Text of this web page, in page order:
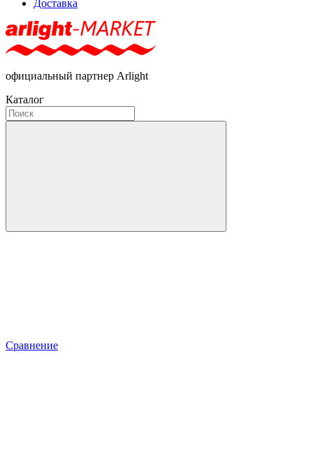
Доставка
официальный партнер Arlight
Каталог
Сравнение